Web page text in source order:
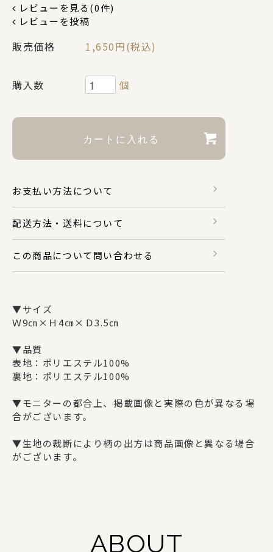
ポーチ
ステーショナリー
身のまわり品
バッグ
マスク関係
その他
ギフトセット
レビューを見る(0件)
レビューを投稿
販売価格 1,650円(税込)
購入数 個
お支払い方法について
配送方法・送料について
この商品について問い合わせる
▼サイズ
Ｗ9㎝×Ｈ4㎝×Ｄ3.5㎝
▼品質
表地：ポリエステル100%
裏地：ポリエステル100%
▼モニターの都合上、掲載画像と実際の色が異なる場
合がございます。
▼生地の裁断により柄の出方は商品画像と異なる場合
がございます。
ABOUT